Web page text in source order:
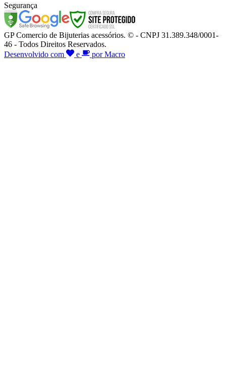
Segurança
GP Comercio de Bijuterias acessórios. © - CNPJ 31.389.348/0001-
46 - Todos Direitos Reservados.
Desenvolvido com
e por Macro